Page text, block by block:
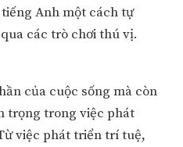
Anh một cách tự
các trò chơi thú vị.
của cuộc sống mà còn
trọng trong việc phát
việc phát triển trí tuệ,